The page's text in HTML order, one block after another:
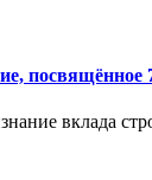
посвящённое
вклада